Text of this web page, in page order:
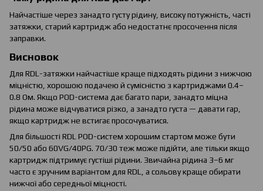
Найчастіше через занадто густу рідину, високу потужність, часті
затяжки, старий картридж або недостатнє просочення після
заправки.
Висновок
Для RDL-затяжки найчастіше краще підходять рідини з нижчою
міцністю, хорошою подачею й сумісністю з картриджами 0.4–
0.8 Ом. Якщо POD-система дає багато пари, занадто міцна
рідина може відчуватися різко, а занадто густа — давати гар,
якщо картридж не встигає просочуватися.
Для більшості RDL POD-систем хорошим стартом може бути
50/50 або 60VG/40PG. 70/30 теж може підійти, але тільки якщо
картридж підтримує густіші рідини. Звичайна рідина 3–6 мг
часто є зручним варіантом для RDL, а сольову краще обирати
нижчої або середньої міцності.